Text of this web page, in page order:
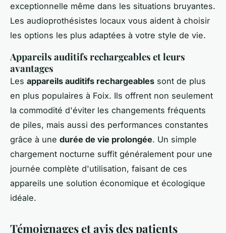
exceptionnelle même dans les situations bruyantes.
Les audioprothésistes locaux vous aident à choisir
les options les plus adaptées à votre style de vie.
Appareils auditifs rechargeables et leurs
avantages
Les appareils auditifs rechargeables sont de plus
en plus populaires à Foix. Ils offrent non seulement
la commodité d'éviter les changements fréquents
de piles, mais aussi des performances constantes
grâce à une durée de vie prolongée. Un simple
chargement nocturne suffit généralement pour une
journée complète d'utilisation, faisant de ces
appareils une solution économique et écologique
idéale.
Témoignages et avis des patients